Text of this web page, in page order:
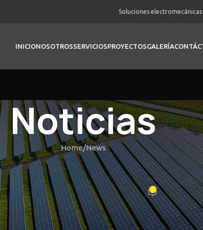
Soluciones
INICIONOSOTROSSERVICIOSPROYECTOSGALERÍA
Noticias
Home News
NEWS
med Spännande
Posted by vortexOn Febrero 19, 2026 0
spel. Här väntar en värld av populära